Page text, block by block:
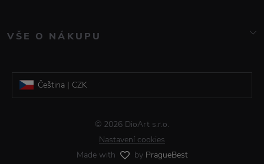
Kontakt
Galerie DioArt
VŠE O NÁKUPU
Reklamace a vrácení zboží
Obchodní podmínky
Čeština | CZK
© 2026 DioArt s.r.o.
Nastavení cookies
Made with
by PragueBest